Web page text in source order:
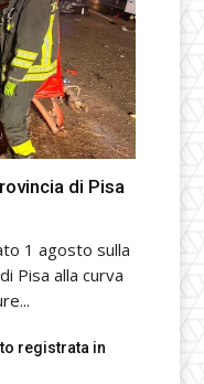
di Pisa
1 agosto sulla
Pisa alla curva
registrata in